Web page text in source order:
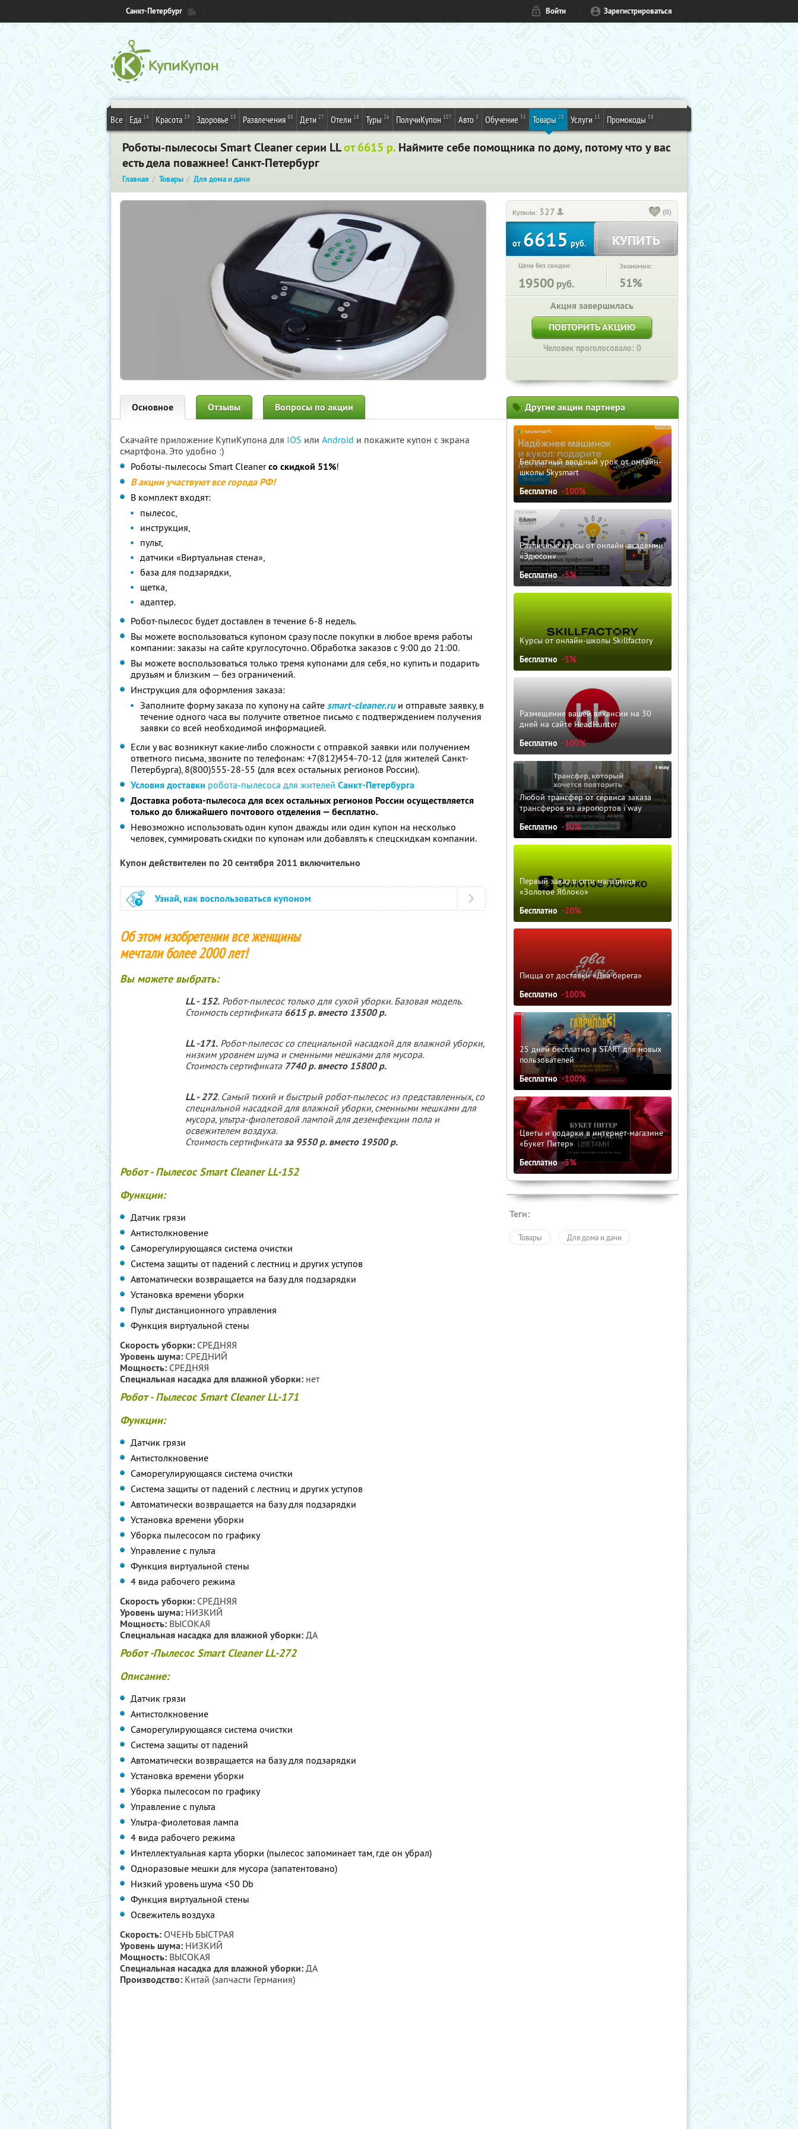
Санкт-Петербург Войти Зарегистрироваться
Все Еда 14 Красота 19 Здоровье 15 Развлечения 88 Дети 27 Отели 18 Туры 26 ПолучиКупон 107 Авто 3 Обучение 33 Товары 28 Услуги 15 Промокоды 58
Роботы-пылесосы Smart Cleaner серии LLот 6615 р. Наймите себе помощника по дому, потому что у вас
есть дела поважнее! Санкт-Петербург
Главная Товары Для дома и дачи
Купили: 327 (0)
от 6615 руб. КУПИТЬ
Цена без скидки:
19500 руб.
Экономия:
51%
Акция завершилась
ПОВТОРИТЬ АКЦИЮ
Человек проголосовало: 0
Основное Отзывы Вопросы по акции
Скачайте приложение КупиКупона для IOS или Android и покажите купон с экрана
смартфона. Это удобно :)
Роботы-пылесосы Smart Cleanerсо скидкой 51%!
В акции участвуют все города РФ!
В комплект входят:
пылесос,
инструкция,
пульт,
датчики «Виртуальная стена»,
база для подзарядки,
щетка,
адаптер.
Робот-пылесос будет доставлен в течение 6-8 недель.
Вы можете воспользоваться купоном сразу после покупки в любое время работы
компании: заказы на сайте круглосуточно. Обработка заказов с 9:00 до 21:00.
Вы можете воспользоваться только тремя купонами для себя, но купить и подарить
друзьям и близким — без ограничений.
Инструкция для оформления заказа:
Заполните форму заказа по купону на сайте smart-cleaner.ruи отправьте заявку, в
течение одного часа вы получите ответное письмо с подтверждением получения
заявки со всей необходимой информацией.
Если у вас возникнут какие-либо сложности с отправкой заявки или получением
ответного письма, звоните по телефонам: +7(812)454-70-12 (для жителей Санкт-
Петербурга), 8(800)555-28-55 (для всех остальных регионов России).
Условия доставки робота-пылесоса для жителей Санкт-Петербурга
Доставка робота-пылесоса для всех остальных регионов России осуществляется
только до ближайшего почтового отделения — бесплатно.
Невозможно использовать один купон дважды или один купон на несколько
человек, суммировать скидки по купонам или добавлять к спецскидкам компании.
Купон действителен по 20 сентября 2011 включительно
Узнай, как воспользоваться купоном
Об этом изобретении все женщины
мечтали более 2000 лет!
Вы можете выбрать:
LL - 152. Робот-пылесос только для сухой уборки. Базовая модель.
Стоимость сертификата 6615 р. вместо 13500 р.
LL -171. Робот-пылесос со специальной насадкой для влажной уборки,
низким уровнем шума и сменными мешками для мусора.
Стоимость сертификата 7740 р. вместо 15800 р.
LL - 272. Самый тихий и быстрый робот-пылесос из представленных, со
специальной насадкой для влажной уборки, сменными мешками для
мусора, ультра-фиолетовой лампой для дезенфекции пола и
освежителем воздуха.
Стоимость сертификатаза 9550 р. вместо 19500 р.
Робот - Пылесос Smart Cleaner LL-152
Функции:
Датчик грязи
Антистолкновение
Саморегулирующаяся система очистки
Система защиты от падений с лестниц и других уступов
Автоматически возвращается на базу для подзарядки
Установка времени уборки
Пульт дистанционного управления
Функция виртуальной стены
Скорость уборки: СРЕДНЯЯ
Уровень шума: СРЕДНИЙ
Мощность: СРЕДНЯЯ
Специальная насадка для влажной уборки: нет
Робот - Пылесос Smart Cleaner LL-171
Функции:
Датчик грязи
Антистолкновение
Саморегулирующаяся система очистки
Система защиты от падений с лестниц и других уступов
Автоматически возвращается на базу для подзарядки
Установка времени уборки
Уборка пылесосом по графику
Управление с пульта
Функция виртуальной стены
4 вида рабочего режима
Скорость уборки: СРЕДНЯЯ
Уровень шума: НИЗКИЙ
Мощность: ВЫСОКАЯ
Специальная насадка для влажной уборки: ДА
Робот -Пылесос Smart Cleaner LL-272
Описание:
Датчик грязи
Антистолкновение
Саморегулирующаяся система очистки
Система защиты от падений
Автоматически возвращается на базу для подзарядки
Установка времени уборки
Уборка пылесосом по графику
Управление с пульта
Ультра-фиолетовая лампа
4 вида рабочего режима
Интеллектуальная карта уборки (пылесос запоминает там, где он убрал)
Одноразовые мешки для мусора (запатентовано)
Низкий уровень шума <50 Db
Функция виртуальной стены
Освежитель воздуха
Скорость: ОЧЕНЬ БЫСТРАЯ
Уровень шума: НИЗКИЙ
Мощность: ВЫСОКАЯ
Специальная насадка для влажной уборки: ДА
Производство: Китай (запчасти Германия)
Другие акции партнера
Бесплатный вводный урок от онлайн-
школы Skysmart
Бесплатно -100%
Различные курсы от онлайн-академии
«Эдюсон»
Бесплатно -5%
Курсы от онлайн-школы Skillfactory
Бесплатно -5%
Размещение вашей вакансии на 30
дней на сайте HeadHunter
Бесплатно -100%
Любой трансфер от сервиса заказа
трансферов из аэропортов i'way
Бесплатно -10%
Первый заказ в сети магазинов
«Золотое Яблоко»
Бесплатно -20%
Пицца от доставки «Два берега»
Бесплатно -100%
25 дней бесплатно в START для новых
пользователей
Бесплатно -100%
Цветы и подарки в интернет-магазине
«Букет Питер»
Бесплатно -5%
Теги:
Товары Для дома и дачи